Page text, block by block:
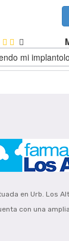
mi
en Urb. Los
con una